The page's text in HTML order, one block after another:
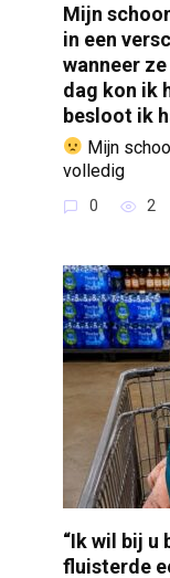
Mijn
in een
wanneer
dag kon ik
besloot ik
Mijn
volledig
0 2
“Ik wil bij u
fluisterde